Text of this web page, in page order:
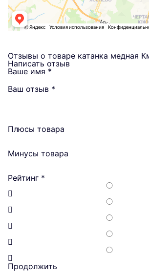
Отзывы о товаре катанка медная
Написать отзыв
Ваше имя *
Ваш отзыв *
Плюсы товара
Минусы товара
Рейтинг *
Продолжить